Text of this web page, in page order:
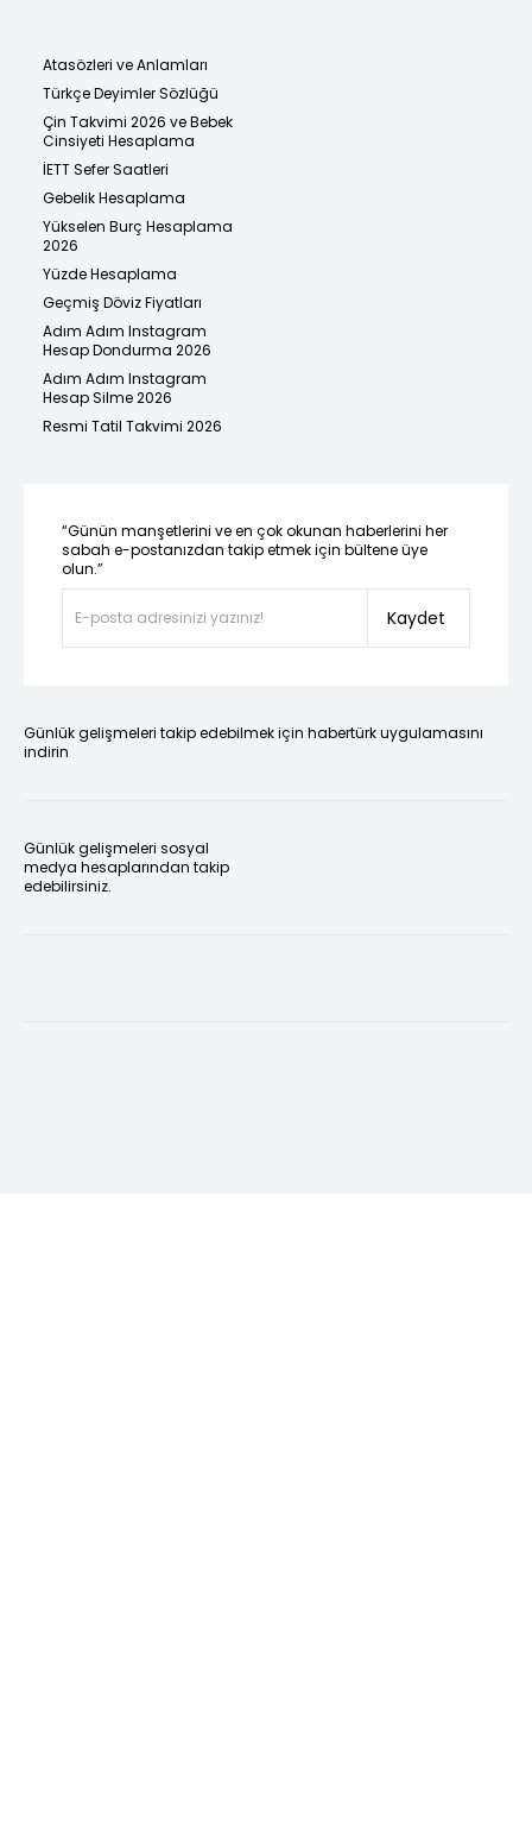
Atasözleri ve Anlamları
Türkçe Deyimler Sözlüğü
Çin Takvimi 2026 ve Bebek
Cinsiyeti Hesaplama
İETT Sefer Saatleri
Gebelik Hesaplama
Yükselen Burç Hesaplama
2026
Yüzde Hesaplama
Geçmiş Döviz Fiyatları
Adım Adım Instagram
Hesap Dondurma 2026
Adım Adım Instagram
Hesap Silme 2026
Resmi Tatil Takvimi 2026
“Günün manşetlerini ve en çok okunan haberlerini her
sabah e-postanızdan takip etmek için bültene üye
olun.”
Kaydet
Günlük gelişmeleri takip edebilmek için habertürk uygulamasını
indirin
Günlük gelişmeleri sosyal
medya hesaplarından takip
edebilirsiniz.